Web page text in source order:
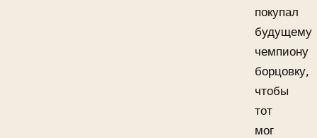
покупал
будущему
чемпиону
борцовку,
чтобы
тот
мог